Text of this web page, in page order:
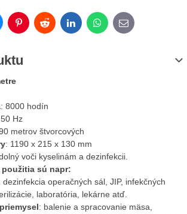
PinterestRedditLinkedInWhatsApp
E-mail
: 8000 hodín
Hz
metrov štvorcových
: 1190 x 215 x 130 mm
voči kyselinám a dezinfekcii.
sú napr:
dezinfekcia operačných sál, JIP, infekčných
laboratória, lekárne atď.
: balenie a spracovanie mäsa,